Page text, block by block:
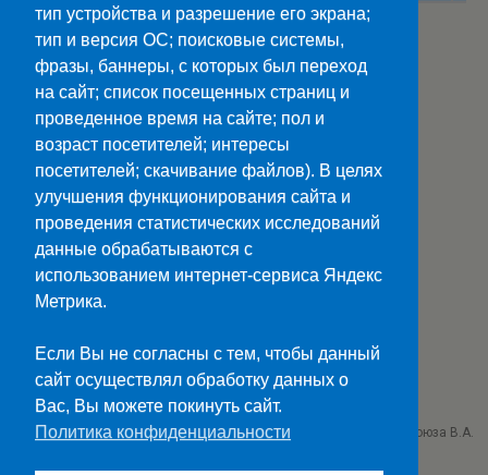
Вернуться на главную страницу
Наверх
Мобильн.
Министерство науки и высшего образования>>
Госуслуги>>
ГБПОУ "Ставропольский колледж связи им. Героя Советского Союза В.А.
тип устройства и разрешение его экрана;
тип и версия ОС; поисковые системы,
фразы, баннеры, с которых был переход
на сайт; список посещенных страниц и
проведенное время на сайте; пол и
возраст посетителей; интересы
посетителей; скачивание файлов). В целях
улучшения функционирования сайта и
проведения статистических исследований
данные обрабатываются с
использованием интернет-сервиса Яндекс
Метрика.
Если Вы не согласны с тем, чтобы данный
сайт осуществлял обработку данных о
Вас, Вы можете покинуть сайт.
Политика конфиденциальности